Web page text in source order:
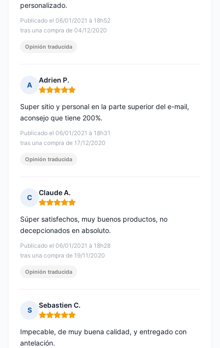
Publicado el 06/01/2021 à 18h52
tras una compra de 04/12/2020
personalizado.
Opinión traducida
A
Adrien P.
Nota: 5 de 5
Publicado el 06/01/2021 à 18h31
tras una compra de 17/12/2020
Super sitio y personal en la parte superior del e-mail,
aconsejo que tiene 200%.
Opinión traducida
C
Claude A.
Nota: 5 de 5
Publicado el 06/01/2021 à 18h28
tras una compra de 19/11/2020
Súper satisfechos, muy buenos productos, no
decepcionados en absoluto.
Opinión traducida
S
Sebastien C.
Nota: 5 de 5
Impecable, de muy buena calidad, y entregado con
antelación.